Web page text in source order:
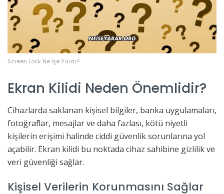
Screen Lock Ne İşe Yarar?
Ekran Kilidi Neden Önemlidir?
Cihazlarda saklanan kişisel bilgiler, banka uygulamaları,
fotoğraflar, mesajlar ve daha fazlası, kötü niyetli
kişilerin erişimi halinde ciddi güvenlik sorunlarına yol
açabilir. Ekran kilidi bu noktada cihaz sahibine gizlilik ve
veri güvenliği sağlar.
Kişisel Verilerin Korunmasını Sağlar